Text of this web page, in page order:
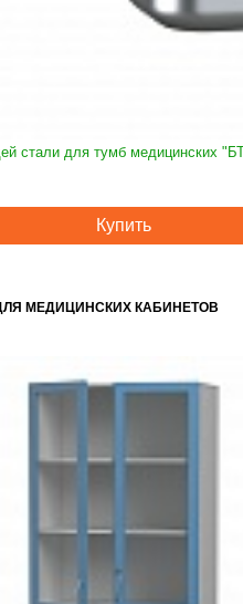
стали для тумб медицинских
Купить
МЕДИЦИНСКИХ КАБИНЕТОВ